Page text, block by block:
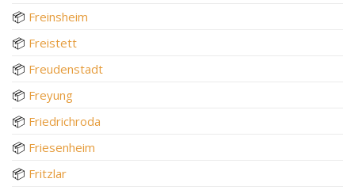
📦 Freinsheim
📦 Freistett
📦 Freudenstadt
📦 Freyung
📦 Friedrichroda
📦 Friesenheim
📦 Fritzlar